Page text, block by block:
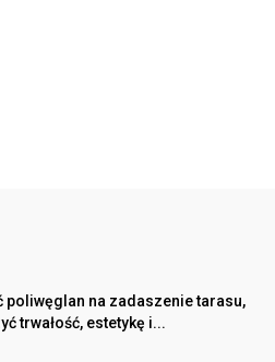
poliwęglan na zadaszenie tarasu,
trwałość, estetykę i...